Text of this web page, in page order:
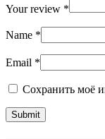
Your review *
Name *
Email *
Сохранить моё